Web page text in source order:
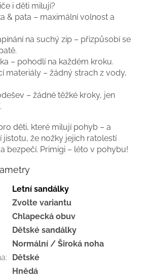
i děti milují?
& pata – maximální volnost a
na suchý zip – přizpůsobí se
– pohodlí na každém kroku.
materiály – žádný strach z vody,
– žádné těžké kroky, jen
děti, které milují pohyb – a
jistotu, že nožky jejich ratolestí
bezpečí. Primigi – léto v pohybu!
Letní sandálky
Zvolte variantu
Chlapecká obuv
Dětské sandálky
Normální / Široká noha
: Dětské
Hnědá